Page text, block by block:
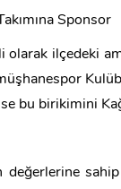
Sponsor
ilçedeki
bu birikimini
değerlerine